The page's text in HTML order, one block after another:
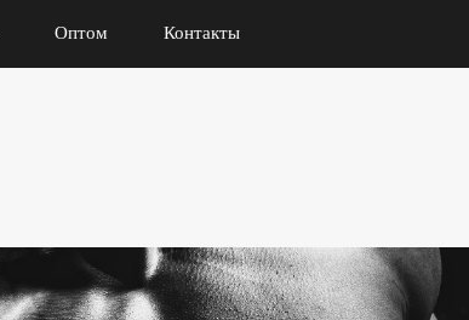
Оптом Контакты